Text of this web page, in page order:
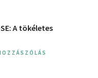
A ​tökéletes